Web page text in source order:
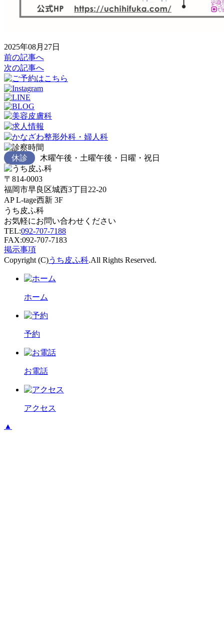
2025年08月27日
前の記事へ
次の記事へ
休診 木曜午後・土曜午後・日曜・祝日
〒814-0003
福岡市早良区城西3丁目22-20
AP L-tage西新 3F
うち皮ふ科
お気軽にお問い合わせください
TEL:092-707-7188
FAX:092-707-7183
掲示事項
Copyright (C)うち皮ふ科.All Rights Reserved.
ホーム
予約
お電話
アクセス
▲